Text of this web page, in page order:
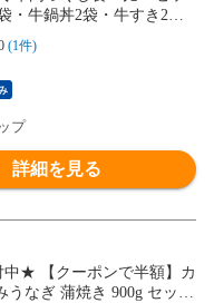
・牛鍋丼2袋・牛すき2袋
とろろ2食）牛肉がお好き
冷凍食品 夜食 お昼ごは
(1件)
プ
詳細を見る
中★ 【クーポンで半額】カ
うなぎ 蒲焼き 900g セット